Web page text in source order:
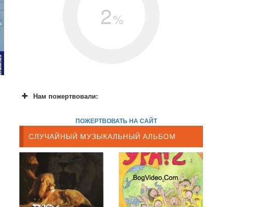
2%
Нам пожертвовали:
ПОЖЕРТВОВАТЬ НА САЙТ
СЛУЧАЙНЫЙ МУЗЫКАЛЬНЫЙ АЛЬБОМ